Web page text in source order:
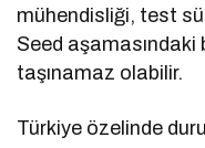
mühendisliği, test
Seed aşamasındaki
taşınamaz olabilir.
Türkiye özelinde